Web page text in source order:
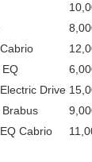
Drive
Cabrio